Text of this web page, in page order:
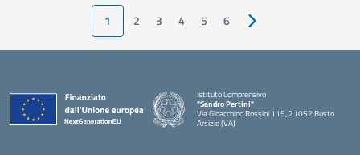
1 2 3 4 5 6 Pagina successiva
Istituto Comprensivo
"Sandro Pertini"
Via Gioacchino Rossini 115, 21052 Busto
Arsizio (VA)